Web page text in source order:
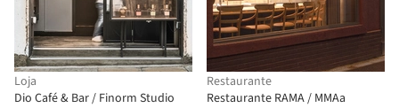
Loja
Dio Café & Bar / Finorm Studio
Restaurante
Restaurante RAMA / MMAa